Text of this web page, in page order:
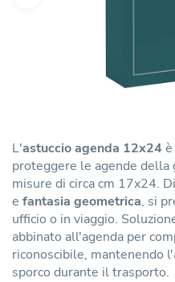
L'astuccio agenda 12x24
proteggere le agende della
misure di circa cm 17x24.
e fantasia geometrica, si
ufficio o in viaggio.
abbinato all'agenda per
riconoscibile, mantenendo
sporco durante il trasporto.